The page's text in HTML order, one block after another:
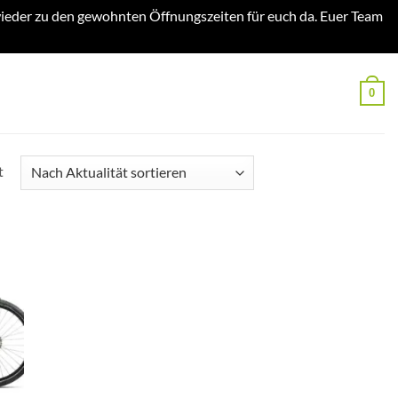
zu den gewohnten Öffnungszeiten für euch da. Euer Team
0
Nach
Aktualität